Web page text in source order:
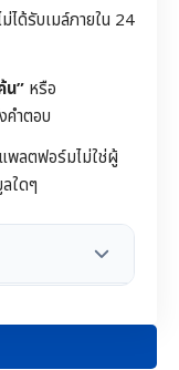
ม่ได้รับเมล์ภายใน 24
น” หรือ
คำตอบ
แพลตฟอร์มไม่ใช่ผู้
ใดๆ